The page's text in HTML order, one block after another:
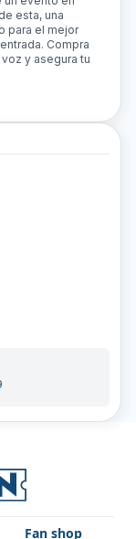
esta, una
para el mejor
Compra
y asegura tu
Fan shop